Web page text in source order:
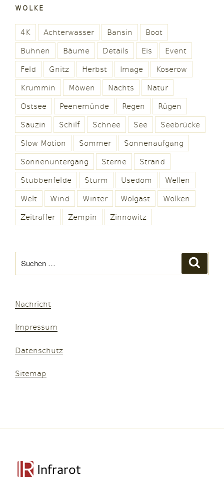
WOLKE
4K Achterwasser Bansin
Boot
Buhnen
Bäume Details Eis
Event
Feld
Gnitz Herbst Image
Koserow
Krummin
Möwen Nachts
Natur
Ostsee
Peenemünde Regen
Rügen
Sauzin
Schilf Schnee See
Seebrücke
Slow Motion
Sommer
Sonnenaufgang
Sonnenuntergang
Sterne
Strand
Stubbenfelde
Sturm Usedom
Wellen
Welt
Wind Winter Wolgast
Wolken
Zeitraffer
Zempin Zinnowitz
nach:
Nachricht
Impressum
Datenschutz
Sitemap